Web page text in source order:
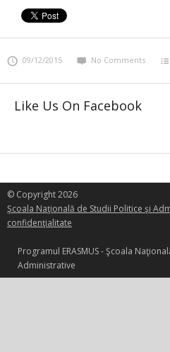
09/12/2015 No Comments
Like Us On Facebook
© Copyright 2026
Şcoala Naţională de Studii Politice şi
confidenţialitate
Programul ERASMUS - Şcoala
Administrative